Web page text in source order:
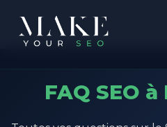
FAQ SEO